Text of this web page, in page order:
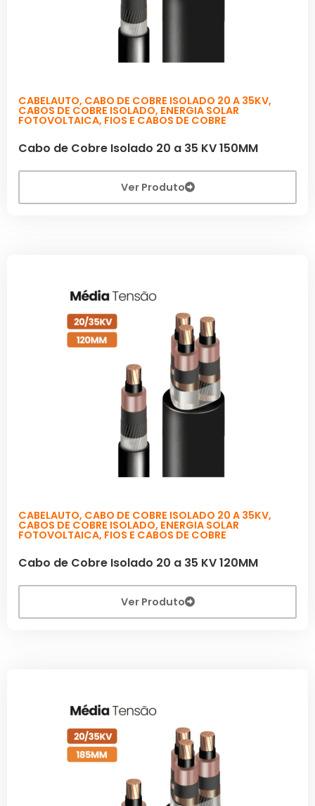
CABELAUTO, CABO DE COBRE ISOLADO 20 A 35KV,
CABOS DE COBRE ISOLADO, ENERGIA SOLAR
FOTOVOLTAICA, FIOS E CABOS DE COBRE
Cabo de Cobre Isolado 20 a 35 KV 150MM
Ver Produto
CABELAUTO, CABO DE COBRE ISOLADO 20 A 35KV,
CABOS DE COBRE ISOLADO, ENERGIA SOLAR
FOTOVOLTAICA, FIOS E CABOS DE COBRE
Cabo de Cobre Isolado 20 a 35 KV 120MM
Ver Produto